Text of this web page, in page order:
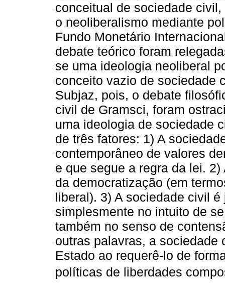
conceitual de sociedade
o neoliberalismo mediante
Fundo Monetário
debate teórico foram
se uma ideologia neoliberal
conceito vazio de sociedade
Subjaz, pois, o debate
civil de Gramsci, foram
uma ideologia de sociedade
de três fatores: 1) A
contemporâneo de valores
e que segue a regra da lei.
da democratização (em
liberal). 3) A sociedade civil
simplesmente no intuito de
também no senso de
outras palavras, a sociedade
Estado ao requerê-lo de
políticas de liberdades